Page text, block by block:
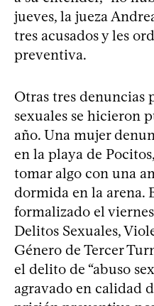
jueves, la jueza
tres acusados y les
preventiva.
Otras tres denuncias
sexuales se hicieron
año. Una mujer
en la playa de
tomar algo con una
dormida en la arena.
formalizado el
Delitos Sexuales,
Género de Tercer
el delito de “abuso
agravado en calidad